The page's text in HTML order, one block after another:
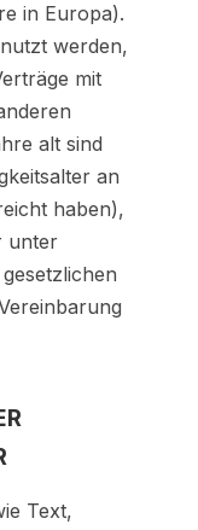
in Europa).
werden,
mit
alt sind
an
haben),
unter
Text,